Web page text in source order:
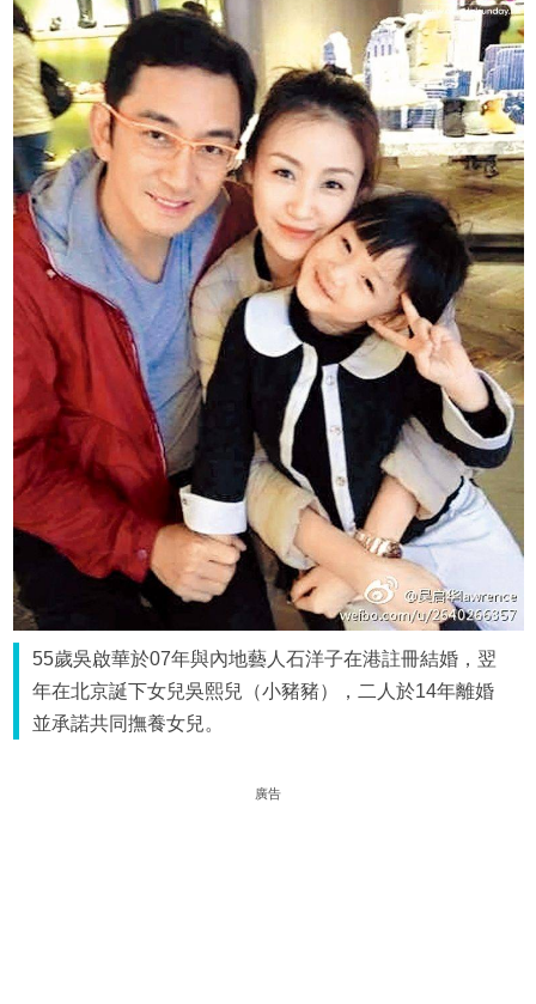
55歲吳啟華於07年與內地藝人石洋子在港註冊結婚，翌
年在北京誕下女兒吳熙兒（小豬豬），二人於14年離婚
並承諾共同撫養女兒。
廣告